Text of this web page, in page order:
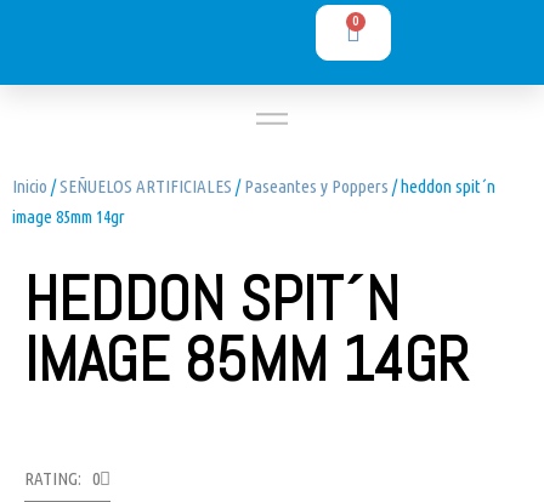
0
Inicio /SEÑUELOS ARTIFICIALES /Paseantes y Poppers / heddon spit´n
image 85mm 14gr
HEDDON SPIT´N
IMAGE 85MM 14GR
RATING: 0